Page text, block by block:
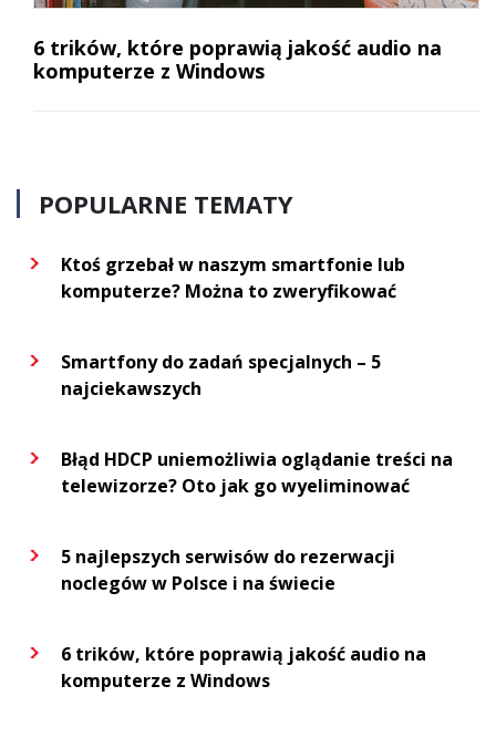
6 trików, które poprawią jakość audio na
komputerze z Windows
POPULARNE TEMATY
Ktoś grzebał w naszym smartfonie lub
komputerze? Można to zweryfikować
Smartfony do zadań specjalnych – 5
najciekawszych
Błąd HDCP uniemożliwia oglądanie treści na
telewizorze? Oto jak go wyeliminować
5 najlepszych serwisów do rezerwacji
noclegów w Polsce i na świecie
6 trików, które poprawią jakość audio na
komputerze z Windows